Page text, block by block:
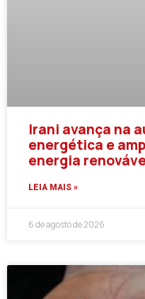
Irani avança na
energética e
energia
LEIA MAIS »
6 de agosto de 2026